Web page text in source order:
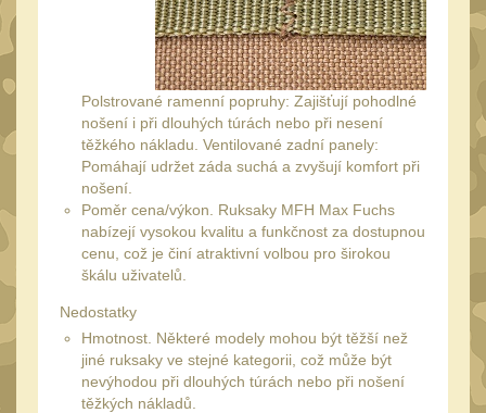
Accushot Tactical9
Accushot Precision3
Hunter
BugBuster 4
Kolimátory
Schmidt&Bender 3
Delta Optical 2
Sightmark 19
Vector Optics5
ČIŠTĚNÍ A ÚDRŽBA(65)
Polstrované ramenní popruhy: Zajišťují pohodlné
nošení i při dlouhých túrách nebo při nesení
těžkého nákladu. Ventilované zadní panely:
Pomáhají udržet záda suchá a zvyšují komfort při
nošení.
Poměr cena/výkon. Ruksaky MFH Max Fuchs
nabízejí vysokou kvalitu a funkčnost za dostupnou
cenu, což je činí atraktivní volbou pro širokou
škálu uživatelů.
Nedostatky
Hmotnost. Některé modely mohou být těžší než
jiné ruksaky ve stejné kategorii, což může být
nevýhodou při dlouhých túrách nebo při nošení
těžkých nákladů.